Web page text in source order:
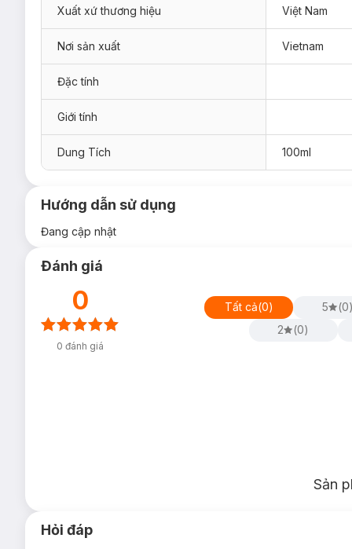
Xuất xứ thương hiệu Việt Nam
Nơi sản xuất Vietnam
Đặc tính
Giới tính
Dung Tích 100ml
Hướng dẫn sử dụng
Đang cập nhật
Đánh giá
0
0 đánh giá
Tất cả(0) 5 (0
2
(0)
Sản
Hỏi đáp